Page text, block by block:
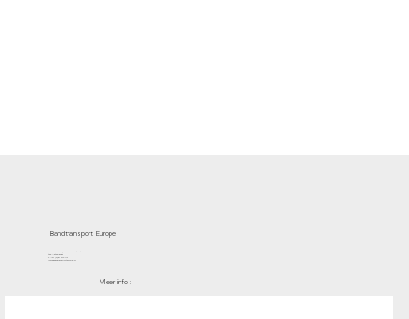
Bandtransport Europe
Molenwerf 12 | 1911 DB Uitgeest
the Netherlands
T.:+31 (0)251 319 119
info@bandtransporteurope.nl
Meer info :